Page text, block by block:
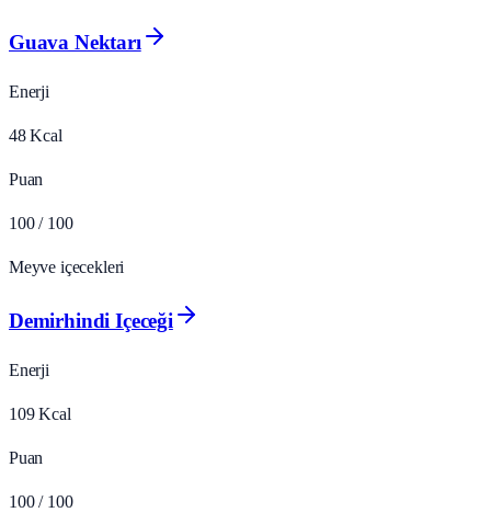
Guava Nektarı
Enerji
48 Kcal
Puan
100 / 100
Meyve içecekleri
Demirhindi Içeceği
Enerji
109 Kcal
Puan
100 / 100